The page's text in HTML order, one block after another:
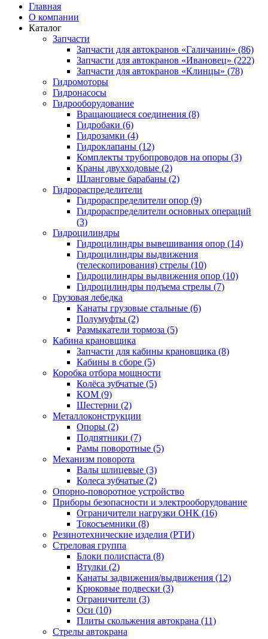
Главная
О компании
Каталог
Запчасти
Запчасти для автокранов «Галичанин» (86)
Запчасти для автокранов «Ивановец» (222)
Запчасти для автокранов «Клинцы» (78)
Гидромоторы
Гидронасосы
Гидрооборудование
Вращающиеся соединения (8)
Гидробаки (6)
Гидрозамки (4)
Гидроклапаны (12)
Комплекты трубопроводов на опоры (3)
Краны двухходовые (2)
Шланговые барабаны (2)
Гидрораспределители
Гидрораспределители опор (9)
Гидрораспределители основных операций
(3)
Гидроцилиндры
Гидроцилиндры вывешивания опор (14)
Гидроцилиндры выдвижения
(телескопирования) стрелы (10)
Гидроцилиндры выдвижения опор (10)
Гидроцилиндры подъема стрелы (7)
Грузовая лебедка
Канаты грузовые стальные (6)
Полумуфты (2)
Размыкатели тормоза (5)
Кабина крановщика
Запчасти для кабины крановщика (8)
Кабины в сборе (5)
Коробка отбора мощности
Колёса зубчатые (5)
КОМ (9)
Шестерни (2)
Металлоконструкции
Опоры (2)
Подпятники (7)
Рамы поворотные (5)
Механизм поворота
Валы шлицевые (3)
Колеса зубчатые (2)
Опорно-поворотное устройство
Приборы безопасности и электрооборудование
Ограничители нагрузки ОНК (16)
Токосъемники (8)
Резинотехнические изделия (РТИ)
Стреловая группа
Блоки полиспаста (8)
Втулки (2)
Канаты задвижения/выдвижения (12)
Крюковые подвески (3)
Ограничители (3)
Оси (10)
Плиты скольжения автокрана (11)
Стрелы автокрана